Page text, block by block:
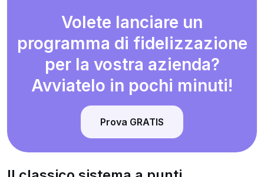
Volete lanciare un
programma di fidelizzazione
per la vostra azienda?
Avviatelo in pochi minuti!
Prova GRATIS